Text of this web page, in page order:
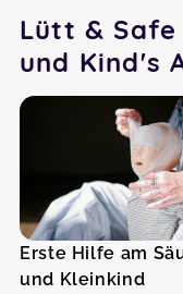
Lütt &
und Kind's
Erste Hilfe am
und Kleinkind